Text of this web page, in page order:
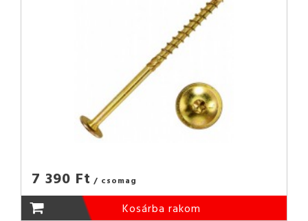
7 390 Ft / csomag
Kosárba rakom